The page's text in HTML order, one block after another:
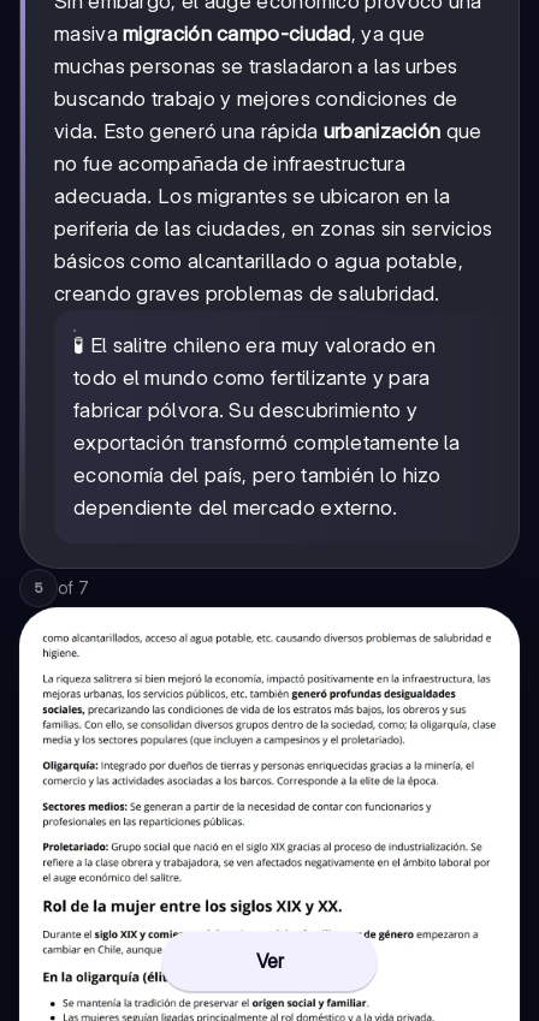
masivamigración campo-ciudad, ya que
muchas personas se trasladaron a las urbes
buscando trabajo y mejores condiciones de
vida. Esto generó una rápida urbanización que
no fue acompañada de infraestructura
adecuada. Los migrantes se ubicaron en la
periferia de las ciudades, en zonas sin servicios
básicos como alcantarillado o agua potable,
creando graves problemas de salubridad.
🧪 El salitre chileno era muy valorado en
todo el mundo como fertilizante y para
fabricar pólvora. Su descubrimiento y
exportación transformó completamente la
economía del país, pero también lo hizo
dependiente del mercado externo.
5 of 7
Ver